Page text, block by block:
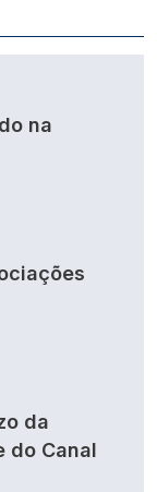
na
da
do Canal